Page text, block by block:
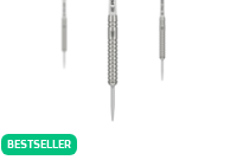
BESTSELLER